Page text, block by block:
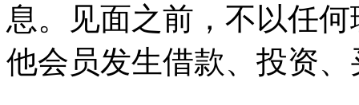
息。见面之前，不以任
他会员发生借款、投资